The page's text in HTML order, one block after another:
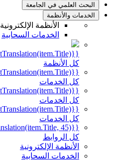
البحث العلمي في الجامعة
الخدمات والأنظمة
الأنظمة الإلكترونية
الخدمات السحابية
{{mmc.getCurrentTranslation(item.Title)}}
كل الأنظمة
{{mmc.getCurrentTranslation(item.Title)}}
كل الخدمات
{{mmc.getCurrentTranslation(item.Title)}}
كل الخدمات
{{mmc.getCurrentTranslation(item.Title)}}
كل الخدمات
{{mmc.getTrimmedTranslation(item.Title, 45)}}
كل الروابط
الأنظمة الإلكترونية
الخدمات السحابية